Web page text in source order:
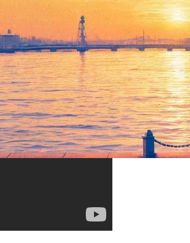
доме в Париже на 90-м году жизни. Эту
называла Моро идеалом интеллектуальной
облаками» Микеланджело Антониони,
Люка Бессона, «Когда наступит конец света»